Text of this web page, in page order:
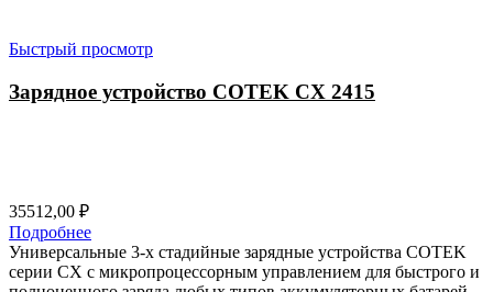
Быстрый просмотр
Зарядное устройство COTEK CX 2415
35512,00 ₽
Подробнее
Универсальные 3-х стадийные зарядные устройства COTEK
серии CХ с микропроцессорным управлением для быстрого и